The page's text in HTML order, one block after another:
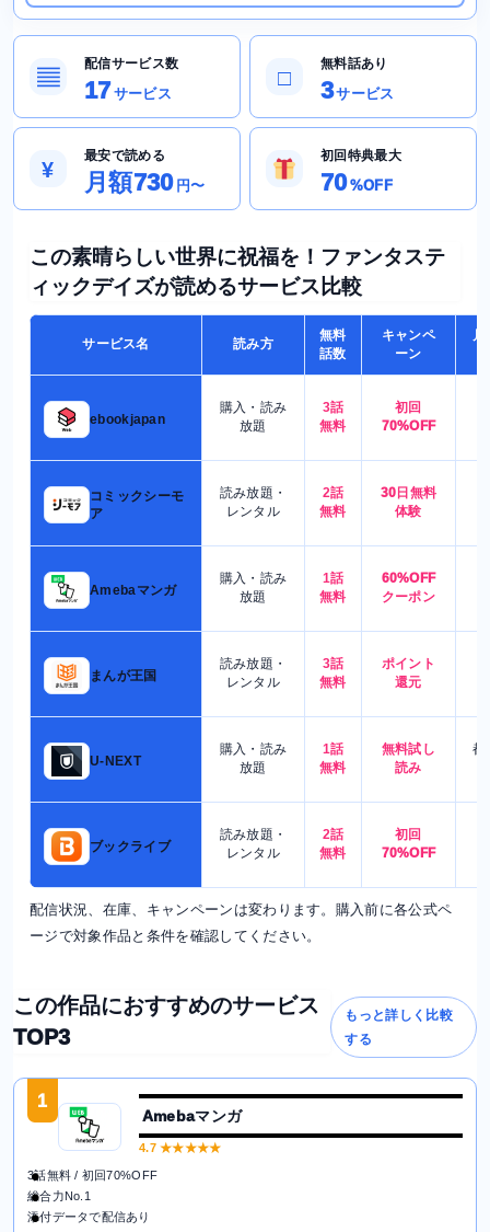
▤
配信サービス数
17サービス
□
無料話あり
3サービス
¥
最安で読める
月額730 円〜
初回特典最大
70%OFF
この素晴らしい世界に祝福を！ファンタステ
ィックデイズが読めるサービス比較
サービス名 読み方
無料
話数
キャンペ
ーン
月
ebookjapan
購入・読み
放題
3話
無料
初回
70%OFF
コミックシーモ
ア
読み放題・
レンタル
2話
無料
30日無料
体験
Amebaマンガ
購入・読み
放題
1話
無料
60%OFF
クーポン
まんが王国
読み放題・
レンタル
3話
無料
ポイント
還元
U-NEXT
購入・読み
放題
1話
無料
無料試し
読み
都
ブックライブ
読み放題・
レンタル
2話
無料
初回
70%OFF
配信状況、在庫、キャンペーンは変わります。購入前に各公式ペ
ージで対象作品と条件を確認してください。
この作品におすすめのサービス
TOP3
もっと詳しく比較
する
1
Amebaマンガ
4.7★★★★★
3話無料 / 初回70%OFF
総合力No.1
添付データで配信あり